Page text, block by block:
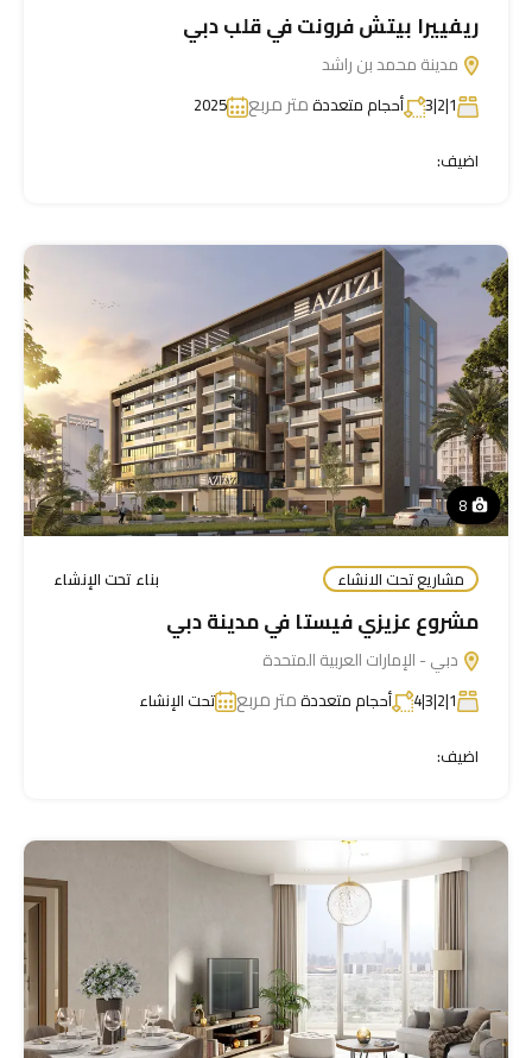
ريفييرا بيتش فرونت في قلب دبي
مدينة محمد بن راشد
1|2|3 أحجام متعددةمتر مربع
2025
اضيف:
8
مشاريع تحت الانشاء بناء تحت الإنشاء
مشروع عزيزي فيستا في مدينة دبي
دبي - الإمارات العربية المتحدة
1|2|3|4 أحجام متعددةمتر مربع
تحت الإنشاء
اضيف: